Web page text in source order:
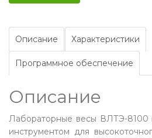
Описание Характеристики
Программное обеспечение
Описание
Лабораторные весы ВЛТЭ-8100
инструментом для